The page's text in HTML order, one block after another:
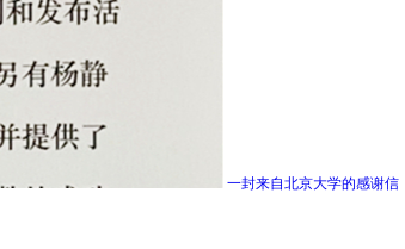
一封来自北京大学的感谢信